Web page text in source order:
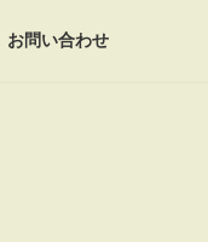
お問い合わせ